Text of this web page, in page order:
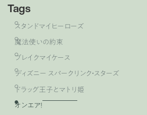
Tags
スタンドマイヒーローズ
魔法使いの約束
ブレイクマイケース
ディズニー スパークリンク・スターズ
ドラッグ王子とマトリ姫
オンエア！